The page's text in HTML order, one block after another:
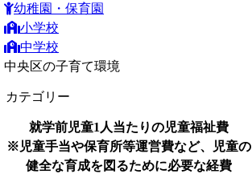
幼稚園・保育園
小学校
中学校
中央区の子育て環境
カテゴリー
就学前児童1人当たりの児童福祉費
※児童手当や保育所等運営費など、児童の
健全な育成を図るために必要な経費